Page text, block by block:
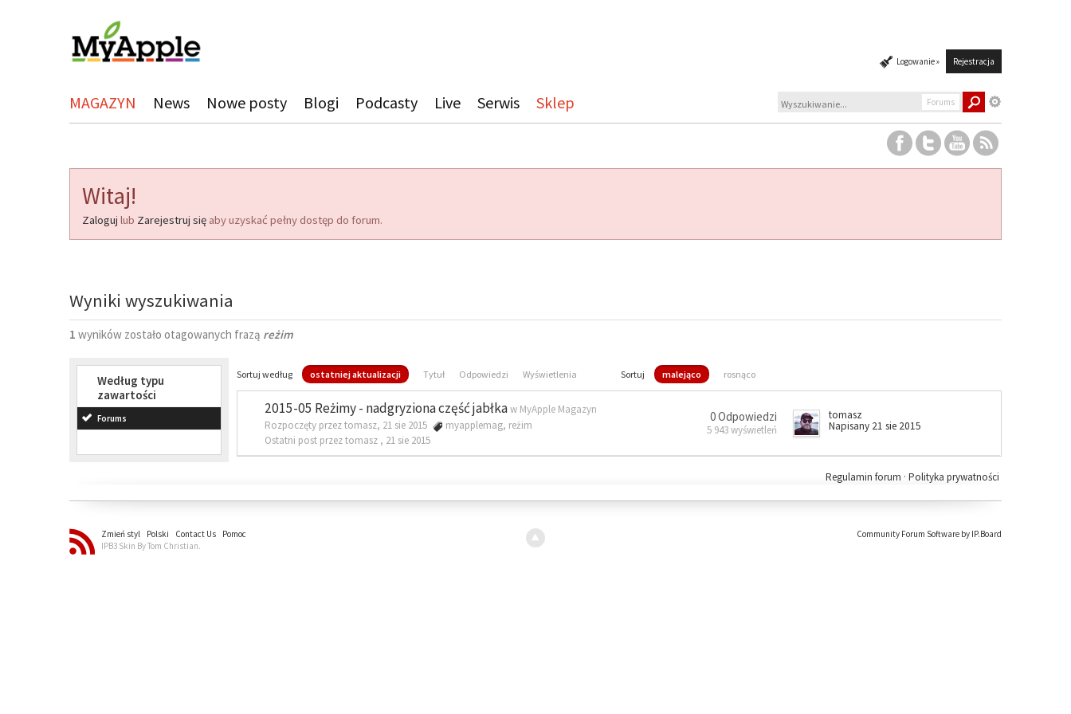
Logowanie » Rejestracja
MAGAZYN News Nowe posty Blogi Podcasty Live Serwis Sklep Forums
Witaj!
Zaloguj lub Zarejestruj się aby uzyskać pełny dostęp do forum.
Wyniki wyszukiwania
1 wyników zostało otagowanych frazą reżim
Według typu
zawartości
Forums
Sortuj według ostatniej aktualizacji Tytuł Odpowiedzi Wyświetlenia Sortuj malejąco rosnąco
2015-05 Reżimy - nadgryziona część jabłkaw MyApple Magazyn
Rozpoczęty przez tomasz, 21 sie 2015
myapplemag, reżim
Ostatni post przez tomasz , 21 sie 2015
0 Odpowiedzi
5 943 wyświetleń
tomasz
Napisany 21 sie 2015
Polityka prywatności
Regulamin forum ·
Zmień styl Polski Contact Us
Pomoc
IPB3 Skin By Tom Christian.
Community Forum Software by IP.Board